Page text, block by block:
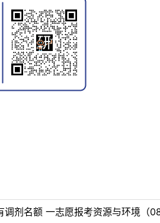
剂名额 一志愿报考资源与环境（